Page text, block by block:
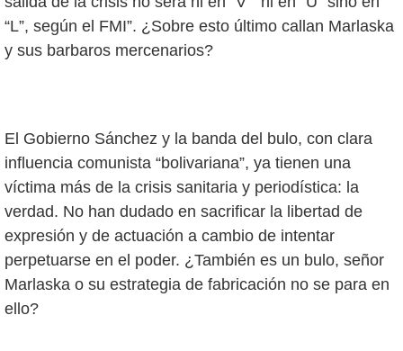
“L”, según el FMI”. ¿Sobre esto último callan Marlaska
y sus barbaros mercenarios?
El Gobierno Sánchez y la banda del bulo, con clara
influencia comunista “bolivariana”, ya tienen una
víctima más de la crisis sanitaria y periodística: la
verdad. No han dudado en sacrificar la libertad de
expresión y de actuación a cambio de intentar
perpetuarse en el poder. ¿También es un bulo, señor
Marlaska o su estrategia de fabricación no se para en
ello?